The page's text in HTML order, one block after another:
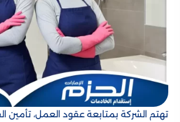
تهتم الشركة بمتابعة عقود العمل، تأمين